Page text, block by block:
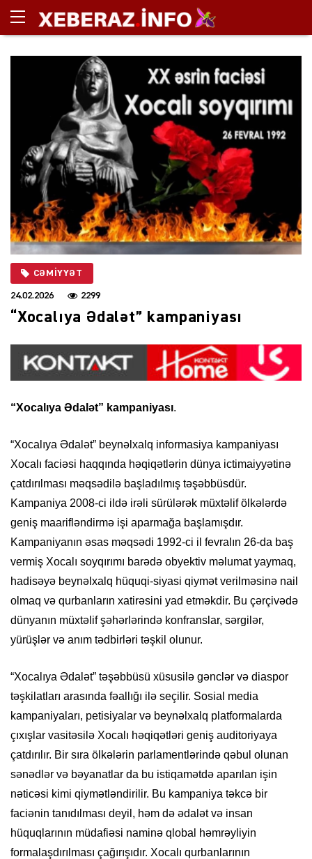
CƏMIYYƏT
24.02.2026 2299
“Xocalıya Ədalət” kampaniyası
“Xocalıya Ədalət” kampaniyası.
“Xocalıya Ədalət” beynəlxalq informasiya kampaniyası
Xocalı faciəsi haqqında həqiqətlərin dünya ictimaiyyətinə
çatdırılması məqsədilə başladılmış təşəbbüsdür.
Kampaniya 2008-ci ildə irəli sürülərək müxtəlif ölkələrdə
geniş maarifləndirmə işi aparmağa başlamışdır.
Kampaniyanın əsas məqsədi 1992-ci il fevralın 26-da baş
vermiş Xocalı soyqırımı barədə obyektiv məlumat yaymaq,
hadisəyə beynəlxalq hüquqi-siyasi qiymət verilməsinə nail
olmaq və qurbanların xatirəsini yad etməkdir. Bu çərçivədə
dünyanın müxtəlif şəhərlərində konfranslar, sərgilər,
yürüşlər və anım tədbirləri təşkil olunur.
“Xocalıya Ədalət” təşəbbüsü xüsusilə gənclər və diaspor
təşkilatları arasında fəallığı ilə seçilir. Sosial media
kampaniyaları, petisiyalar və beynəlxalq platformalarda
çıxışlar vasitəsilə Xocalı həqiqətləri geniş auditoriyaya
çatdırılır. Bir sıra ölkələrin parlamentlərində qəbul olunan
sənədlər və bəyanatlar da bu istiqamətdə aparılan işin
nəticəsi kimi qiymətləndirilir. Bu kampaniya təkcə bir
faciənin tanıdılması deyil, həm də ədalət və insan
hüquqlarının müdafiəsi naminə qlobal həmrəyliyin
formalaşdırılması çağırışıdır. Xocalı qurbanlarının